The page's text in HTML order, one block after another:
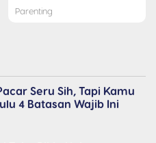
Parenting
Seru Sih, Tapi Kamu
4 Batasan Wajib Ini